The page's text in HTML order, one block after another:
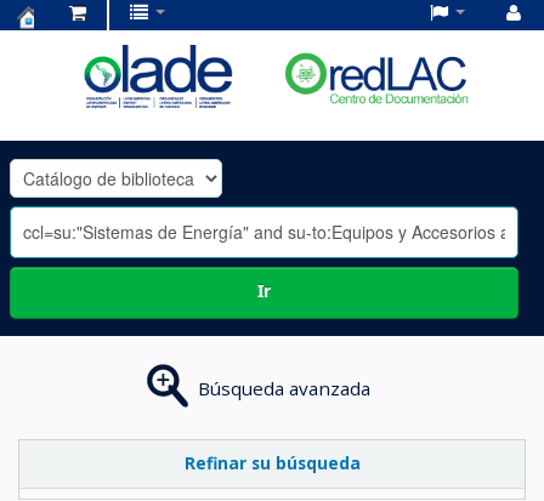
OLADE
-
Ir
Búsqueda avanzada
Refinar su búsqueda